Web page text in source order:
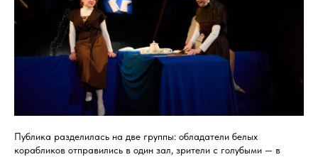
Публика разделилась на две группы: обладатели белых
корабликов отправились в один зал, зрители с голубыми — в